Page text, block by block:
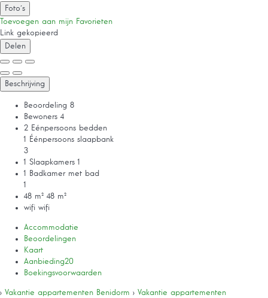
Foto´s
Toevoegen aan mijn Favorieten
Link gekopieerd
Delen
Beschrijving
Beoordeling 8
Bewoners 4
2 Eénpersoons bedden
1 Éénpersoons slaapbank
3
1 Slaapkamers 1
1 Badkamer met bad
1
48 m² 48 m²
wifi wifi
Accommodatie
Beoordelingen
Kaart
Aanbieding20
Boekingsvoorwaarden
› Vakantie appartementen Benidorm › Vakantie appartementen